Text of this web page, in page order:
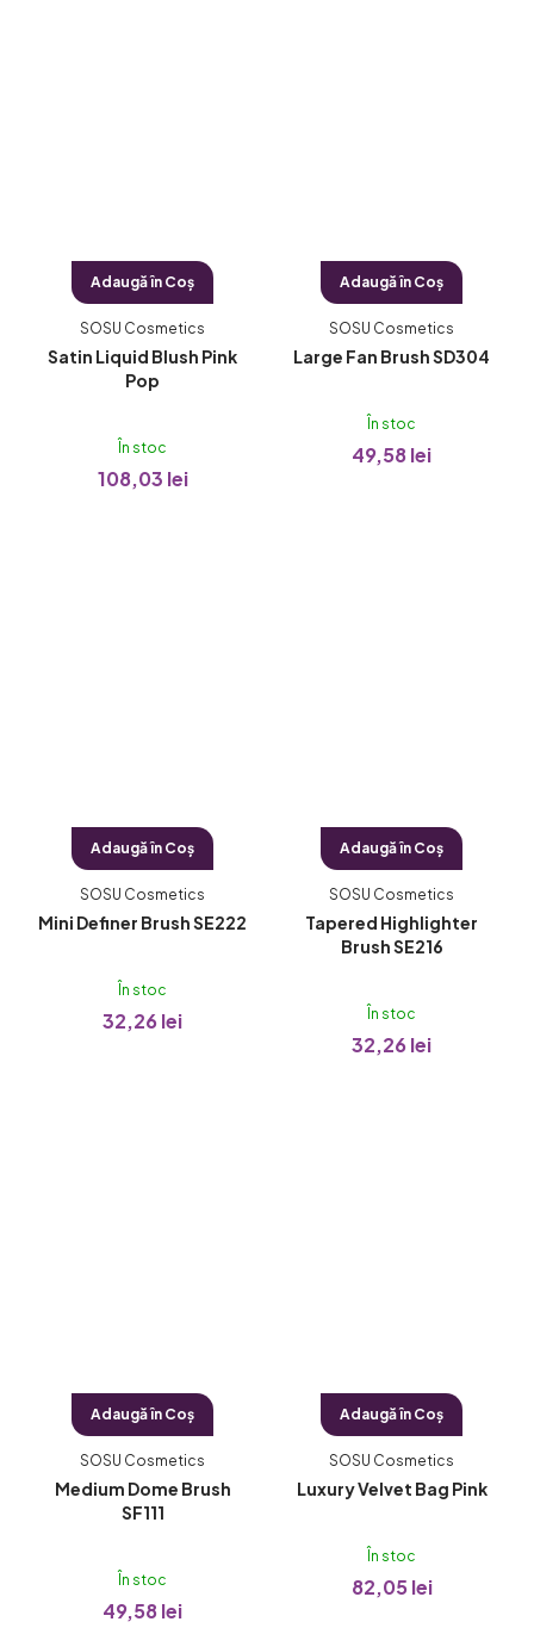
Satin Liquid Blush Pink
Pop
SOSU Cosmetics
În stoc
108,03 lei
Adaugă în Coş
Large Fan Brush SD304
SOSU Cosmetics
În stoc
49,58 lei
Adaugă în Coş
Mini Definer Brush SE222
SOSU Cosmetics
În stoc
32,26 lei
Adaugă în Coş
Tapered Highlighter
Brush SE216
SOSU Cosmetics
În stoc
32,26 lei
Adaugă în Coş
Medium Dome Brush
SF111
SOSU Cosmetics
În stoc
49,58 lei
Adaugă în Coş
Luxury Velvet Bag Pink
SOSU Cosmetics
În stoc
82,05 lei
Adaugă în Coş